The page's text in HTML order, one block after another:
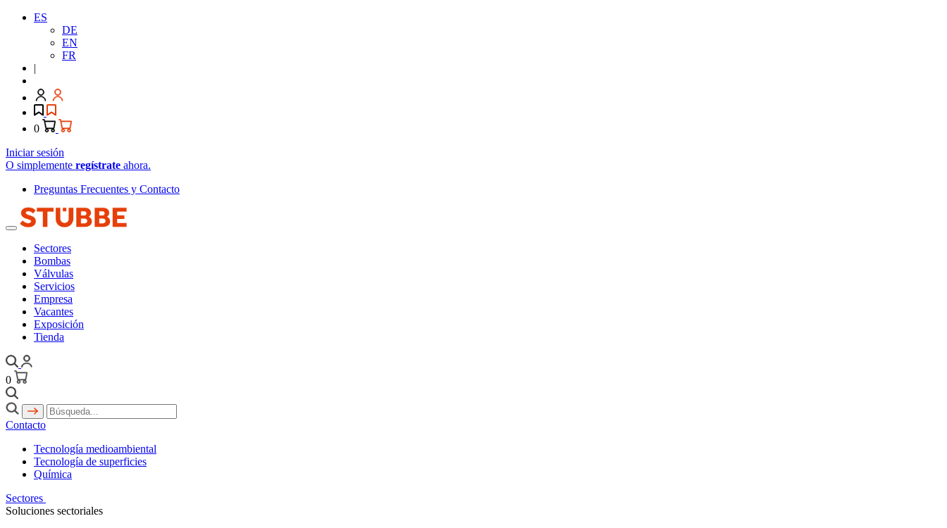
ES
DE
EN
FR
|
0
Iniciar sesión
O simplemente regístrate ahora.
Preguntas Frecuentes y Contacto
Sectores
Bombas
Válvulas
Servicios
Empresa
Vacantes
Exposición
Tienda
0
Contacto
Tecnología medioambiental
Tecnología de superficies
Química
Sectores
Soluciones sectoriales